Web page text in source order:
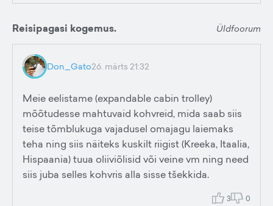
Reisipagasi kogemus. Üldfoorum
Don_Gato26. märts 21:32
Meie eelistame (expandable cabin trolley)
mõõtudesse mahtuvaid kohvreid, mida saab siis
teise tõmblukuga vajadusel omajagu laiemaks
teha ning siis näiteks kuskilt riigist (Kreeka, Itaalia,
Hispaania) tuua oliiviõlisid või veine vm ning need
siis juba selles kohvris alla sisse tšekkida.
3 0